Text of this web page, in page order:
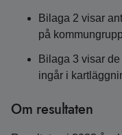
Bilaga 2 visar
på
Bilaga 3 visar
ingår i
Om resultaten